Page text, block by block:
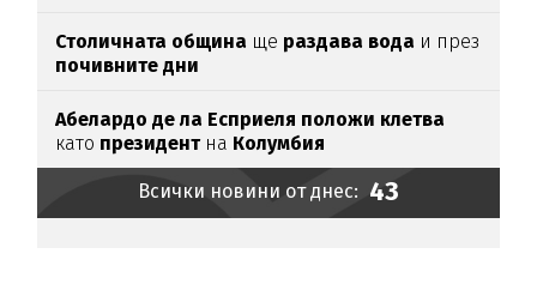
Столичната община ще раздава вода и през
почивните дни
Абелардо де ла Есприеля положи клетва
като президент на Колумбия
Всички новини от днес: 43